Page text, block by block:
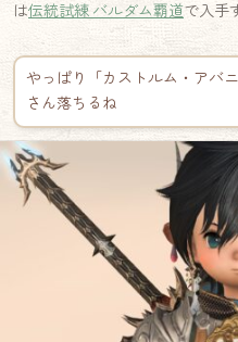
は伝統試練 バルダム覇道で入手
やっぱり「カストルム・アバ
さん落ちるね